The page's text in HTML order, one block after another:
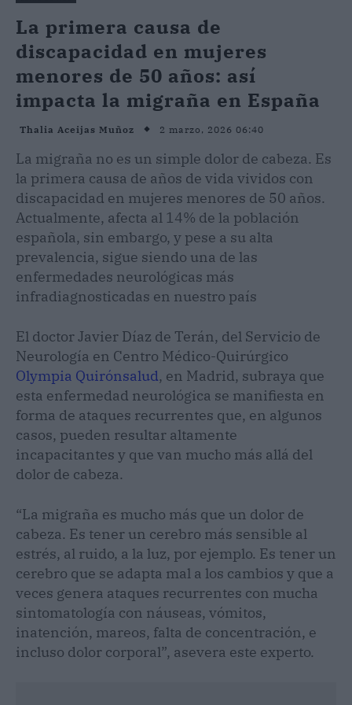
La primera causa de
discapacidad en mujeres
menores de 50 años: así
impacta la migraña en España
Thalia Aceijas Muñoz 2 marzo, 2026 06:40
La migraña no es un simple dolor de cabeza. Es
la primera causa de años de vida vividos con
discapacidad en mujeres menores de 50 años.
Actualmente, afecta al 14% de la población
española, sin embargo, y pese a su alta
prevalencia, sigue siendo una de las
enfermedades neurológicas más
infradiagnosticadas en nuestro país
El doctor Javier Díaz de Terán, del Servicio de
Neurología en Centro Médico-Quirúrgico
Olympia Quirónsalud, en Madrid, subraya que
esta enfermedad neurológica se manifiesta en
forma de ataques recurrentes que, en algunos
casos, pueden resultar altamente
incapacitantes y que van mucho más allá del
dolor de cabeza.
“La migraña es mucho más que un dolor de
cabeza. Es tener un cerebro más sensible al
estrés, al ruido, a la luz, por ejemplo. Es tener un
cerebro que se adapta mal a los cambios y que a
veces genera ataques recurrentes con mucha
sintomatología con náuseas, vómitos,
inatención, mareos, falta de concentración, e
incluso dolor corporal”, asevera este experto.